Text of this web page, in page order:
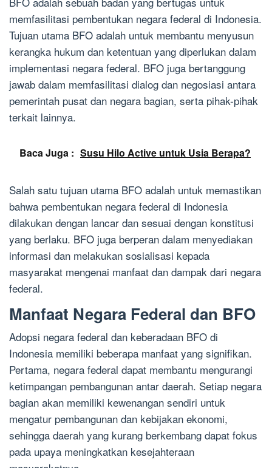
memfasilitasi pembentukan negara federal di Indonesia.
Tujuan utama BFO adalah untuk membantu menyusun
kerangka hukum dan ketentuan yang diperlukan dalam
implementasi negara federal. BFO juga bertanggung
jawab dalam memfasilitasi dialog dan negosiasi antara
pemerintah pusat dan negara bagian, serta pihak-pihak
terkait lainnya.
Baca Juga : Susu Hilo Active untuk Usia Berapa?
Salah satu tujuan utama BFO adalah untuk memastikan
bahwa pembentukan negara federal di Indonesia
dilakukan dengan lancar dan sesuai dengan konstitusi
yang berlaku. BFO juga berperan dalam menyediakan
informasi dan melakukan sosialisasi kepada
masyarakat mengenai manfaat dan dampak dari negara
federal.
Manfaat Negara Federal dan BFO
Adopsi negara federal dan keberadaan BFO di
Indonesia memiliki beberapa manfaat yang signifikan.
Pertama, negara federal dapat membantu mengurangi
ketimpangan pembangunan antar daerah. Setiap negara
bagian akan memiliki kewenangan sendiri untuk
mengatur pembangunan dan kebijakan ekonomi,
sehingga daerah yang kurang berkembang dapat fokus
pada upaya meningkatkan kesejahteraan